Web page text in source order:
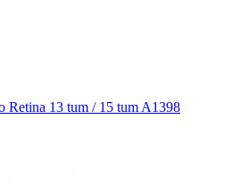
Retina 13 tum / 15 tum A1398